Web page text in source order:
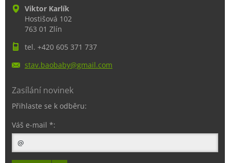
Viktor Karlík
Hostišová 102
763 01 Zlín
tel. +420 605 371 737
stav.baobaby@gmail.com
Zasílání novinek
Přihlaste se k odběru:
Váš e-mail *: